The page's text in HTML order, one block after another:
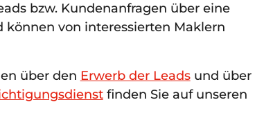
bzw. Kundenanfragen über eine
von interessierten Maklern
über den Erwerb der Leadsund über
finden Sie auf unseren